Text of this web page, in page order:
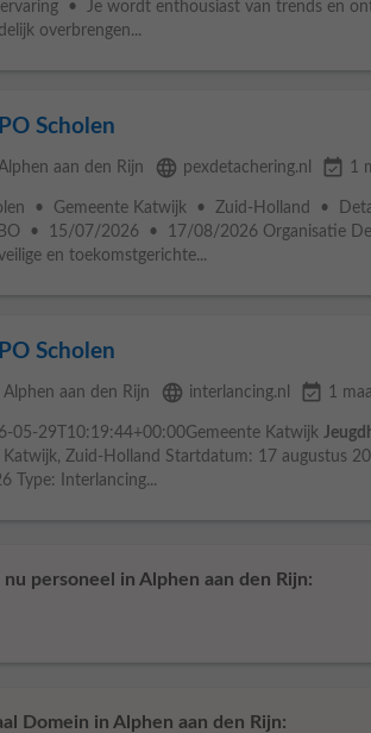
• Je wordt enthousiast van trends en
overbrengen...
Scholen
aan den Rijn language pexdetachering.nl event_available 1
• Gemeente Katwijk • Zuid-Holland •
• 15/07/2026 • 17/08/2026 Organisatie De
en toekomstgerichte...
Scholen
Alphen aan den Rijn language interlancing.nl event_available 1
05-29T10:19:44+00:00Gemeente Katwijk
Katwijk, Zuid-Holland Startdatum: 17 augustus
Type: Interlancing...
personeel in Alphen aan den Rijn:
Domein in Alphen aan den Rijn: